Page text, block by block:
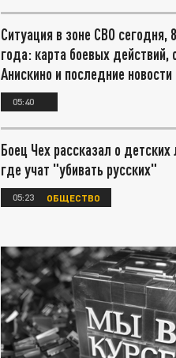
Ситуация в зоне СВО сегодня,
года: карта боевых действий,
Анискино и последние новости
05:40
Боец Чех рассказал о детских
где учат "убивать русских"
05:23 ОБЩЕСТВО